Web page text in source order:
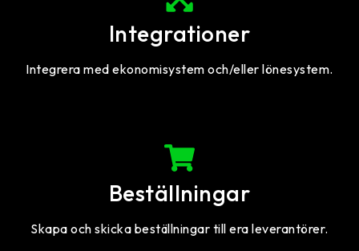
Integrationer
Integrera med ekonomisystem och/eller lönesystem.
Beställningar
Skapa och skicka beställningar till era leverantörer.